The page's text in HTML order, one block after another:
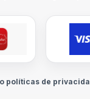
políticas de